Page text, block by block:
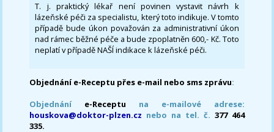
T. j. praktický lékař není povinen vystavit návrh k
lázeňské péči za specialistu, který toto indikuje. V tomto
případě bude úkon považován za administrativní úkon
nad rámec běžné péče a bude zpoplatněn 600,- Kč. Toto
neplatí v případě NAŠÍ indikace k lázeňské péči.
Objednání e-Receptu přes e-mail nebo sms zprávu:
Objednání e-Receptu na e-mailové adrese:
houskova@doktor-plzen.cz nebo na tel. č. 377 464
335.